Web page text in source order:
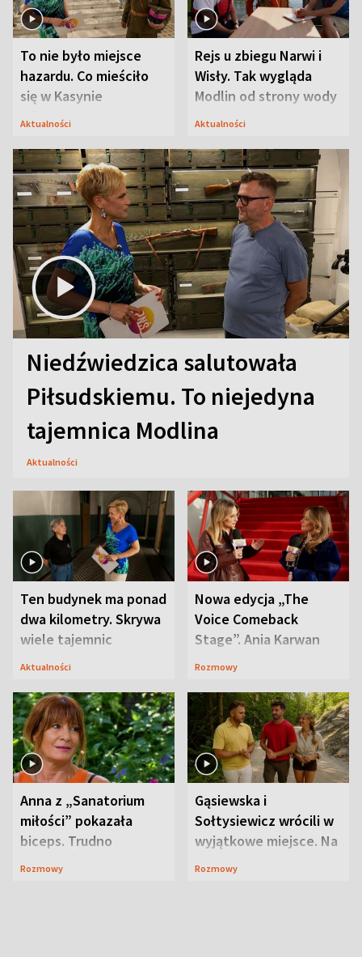
To nie było miejsce
hazardu. Co mieściło
się w Kasynie
Oficerskim?
Aktualności
Rejs u zbiegu Narwi i
Wisły. Tak wygląda
Modlin od strony wody
Aktualności
Niedźwiedzica salutowała
Piłsudskiemu. To niejedyna
tajemnica Modlina
Aktualności
Ten budynek ma ponad
dwa kilometry. Skrywa
wiele tajemnic
Aktualności
Nowa edycja „The
Voice Comeback
Stage”. Ania Karwan
zapowiada
Rozmowy
Anna z „Sanatorium
miłości” pokazała
biceps. Trudno
uwierzyć, co przeszła
Rozmowy
Gąsiewska i
Sołtysiewicz wrócili w
wyjątkowe miejsce. Na
szlaku czekał
Rozmowy